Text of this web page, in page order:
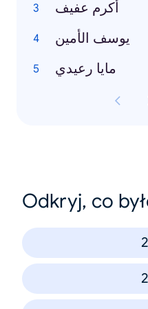
أكرم عفيف
يوسف الأمين
مايا رعيدي
Odkryj, co